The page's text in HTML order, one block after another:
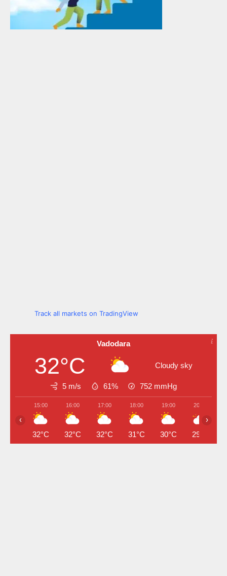
Track all markets on TradingView
Vadodara
32°C Cloudy sky
5 m/s 61% 752 mmHg
15:00
32°C
16:00
32°C
17:00
32°C
18:00
31°C
19:00
30°C
20:00
29°C
‹ ›